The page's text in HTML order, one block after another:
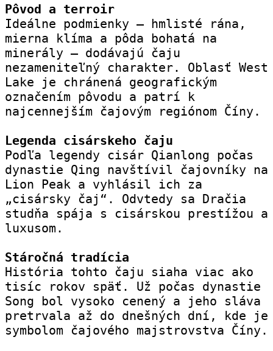
Pôvod a terroir
Ideálne podmienky – hmlisté rána,
mierna klíma a pôda bohatá na
minerály – dodávajú čaju
nezameniteľný charakter. Oblasť West
Lake je chránená geografickým
označením pôvodu a patrí k
najcennejším čajovým regiónom Číny.
Legenda cisárskeho čaju
Podľa legendy cisár Qianlong počas
dynastie Qing navštívil čajovníky na
Lion Peak a vyhlásil ich za
„cisársky čaj“. Odvtedy sa Dračia
studňa spája s cisárskou prestížou a
luxusom.
Stáročná tradícia
História tohto čaju siaha viac ako
tisíc rokov späť. Už počas dynastie
Song bol vysoko cenený a jeho sláva
pretrvala až do dnešných dní, kde je
symbolom čajového majstrovstva Číny.